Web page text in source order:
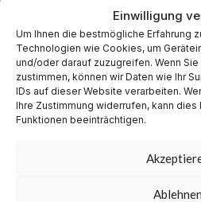
Einwilligung
Um Ihnen die bestmögliche Erfahrung
Technologien wie Cookies, um
und/oder darauf zuzugreifen. Wenn
zustimmen, können wir Daten wie Ihr
IDs auf dieser Website verarbeiten.
Ihre Zustimmung widerrufen, kann
Funktionen beeinträchtigen.
Ablehnen
September 2024
August 2024
Juli 2024
Juni 2024
Mai 2024